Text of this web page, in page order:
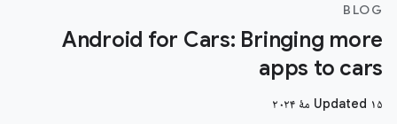
BLOG
Android for Cars: Bringing more
apps to cars
Updated ۱۵ مهٔ ۲۰۲۴